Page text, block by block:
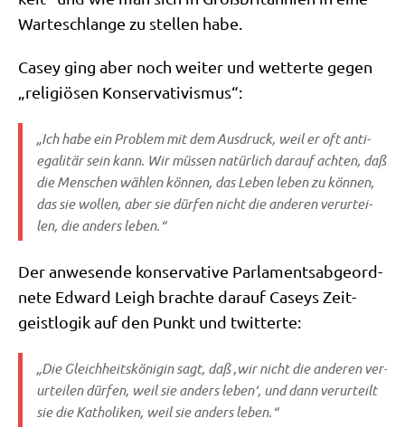
War­te­schlan­ge zu stel­len habe.
Casey ging aber noch wei­ter und wet­ter­te gegen
„reli­giö­sen Konservativismus“:
„Ich habe ein Pro­blem mit dem Aus­druck, weil er oft anti-
ega­li­tär sein kann. Wir müs­sen natür­lich dar­auf ach­ten, daß
die Men­schen wäh­len kön­nen, das Leben leben zu kön­nen,
das sie wol­len, aber sie dür­fen nicht die ande­ren ver­ur­tei­
len, die anders leben.“
Der anwe­sen­de kon­ser­va­ti­ve Par­la­ments­ab­ge­ord­
ne­te Edward Leigh brach­te dar­auf Caseys Zeit­
geist­lo­gik auf den Punkt und twitterte:
„Die Gleich­heits­kö­ni­gin sagt, daß ‚wir nicht die ande­ren ver­
ur­tei­len dür­fen, weil sie anders leben‘, und dann ver­ur­teilt
sie die Katho­li­ken, weil sie anders leben.“